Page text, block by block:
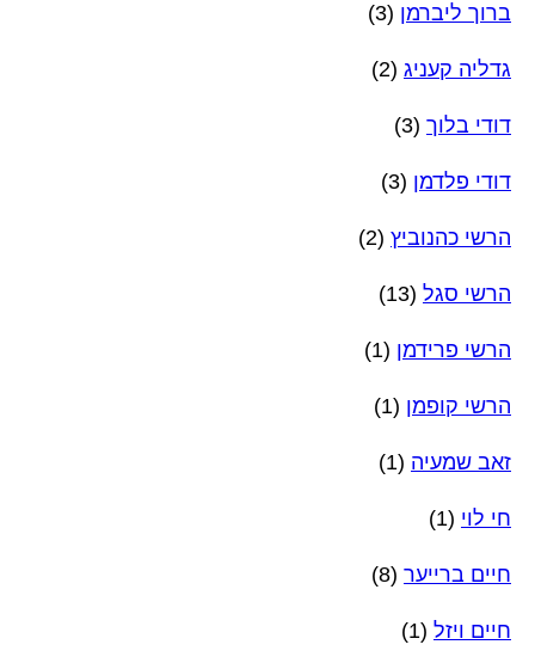
ברוך ליברמן (3)
גדליה קעניג (2)
דודי בלוך (3)
דודי פלדמן (3)
הרשי כהנוביץ (2)
הרשי סגל (13)
הרשי פרידמן (1)
הרשי קופמן (1)
זאב שמעיה (1)
חי לוי (1)
חיים ברייער (8)
חיים ויזל (1)